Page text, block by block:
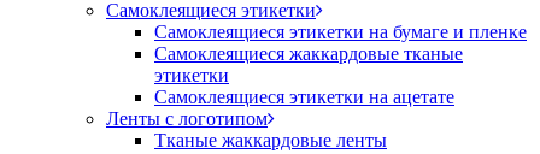
Самоклеящиеся этикетки
Самоклеящиеся этикетки на бумаге и пленке
Самоклеящиеся жаккардовые тканые
этикетки
Самоклеящиеся этикетки на ацетате
Ленты с логотипом
Тканые жаккардовые ленты